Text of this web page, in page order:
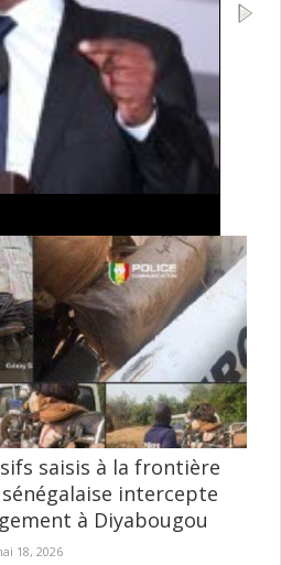
Pastef
nationale, Ousmane Sonko, a
députés en session
lire plus
saisis à la frontière
intercepte
à Diyabougou
18, 2026